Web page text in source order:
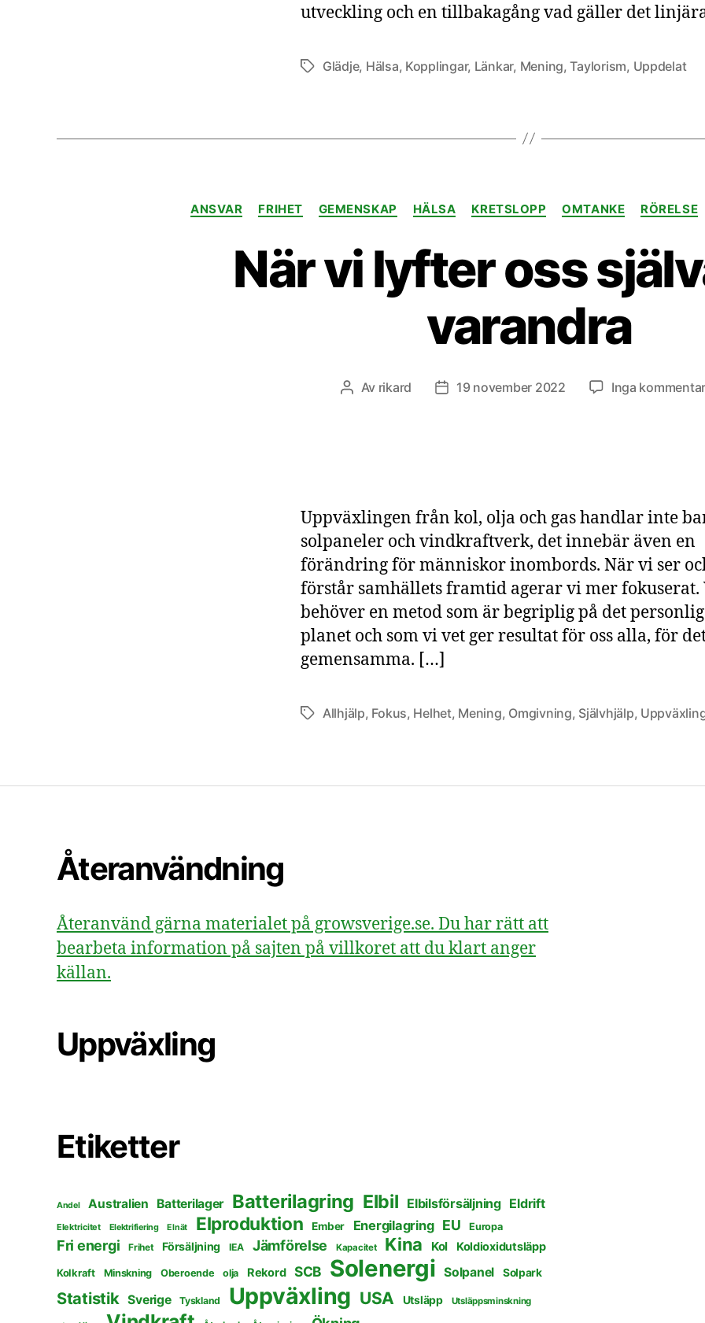
utveckling och en tillbakagång vad gäller det
Etiketter
Glädje, Hälsa, Kopplingar, Länkar, Mening,Taylorism, Uppdelat
Kategorier
ANSVAR FRIHET GEMENSKAP HÄLSA KRETSLOPP OMTANKE RÖRELSE
När vi lyfter oss
varandra
Inläggsförfattare
Av rikard Inläggsdatum
19 november 2022 Inga
Uppväxlingen från kol, olja och gas handlar inte
solpaneler och vindkraftverk, det innebär även en
förändring för människor inombords. När vi ser
förstår samhällets framtid agerar vi mer fokuserat.
behöver en metod som är begriplig på det
planet och som vi vet ger resultat för oss alla, för
gemensamma. […]
Etiketter
Allhjälp, Fokus, Helhet, Mening, Omgivning, Självhjälp,
Återanvändning
Återanvänd gärna materialet på growsverige.se. Du har rätt att
bearbeta information på sajten på villkoret att du klart anger
källan.
Uppväxling
Etiketter
Andel Australien Batterilager Batterilagring Elbil Elbilsförsäljning Eldrift
Elektricitet Elektrifiering Elnät Elproduktion Ember Energilagring EU Europa
Fri energi Frihet Försäljning IEA Jämförelse Kapacitet Kina Kol Koldioxidutsläpp
Kolkraft Minskning Oberoende olja Rekord SCB Solenergi Solpanel Solpark
Statistik Sverige Tyskland Uppväxling USA Utsläpp Utsläppsminskning